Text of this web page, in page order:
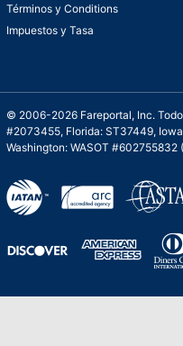
Términos y Conditions
Impuestos y Tasa
© 2006-2026 Fareportal, Inc.
#2073455, Florida: ST37449,
Washington: WASOT